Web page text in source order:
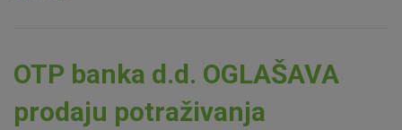
OTP banka d.d. OGLAŠAVA
prodaju potraživanja